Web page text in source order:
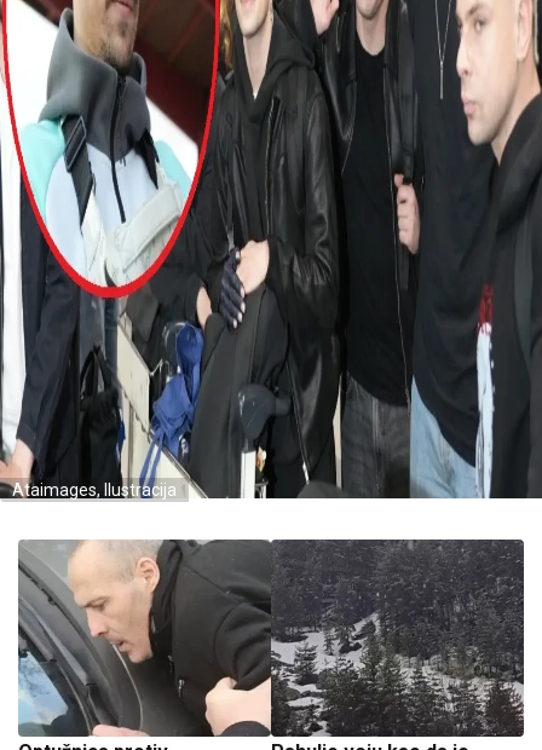
Ataimages, Ilustracija